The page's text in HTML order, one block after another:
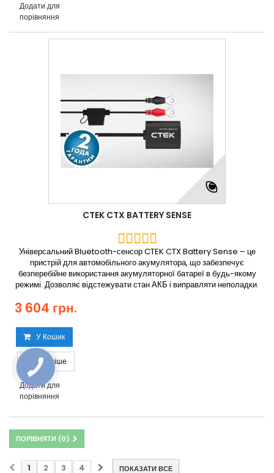
Додати для
порівняння
CTEK CTX BATTERY SENSE
Універсальний Bluetooth-сенсор CTEK CTX Battery Sense – це
пристрій для автомобільного акумулятора, що забезпечує
безперебійне використання акумуляторної батареї в будь-якому
режимі. Дозволяє відстежувати стан АКБ і виправляти неполадки.
3 604 грн.
У Кошик
Докладніше
Додати для
порівняння
ПОРІВНЯТИ (0)
ПОКАЗАТИ ВСЕ
1 2 3 4